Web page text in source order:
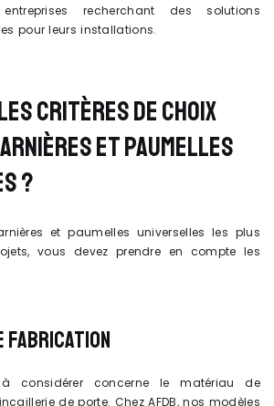
recherchant des solutions
pour leurs installations.
CRITÈRES DE CHOIX
ET PAUMELLES
?
et paumelles universelles les plus
vous devez prendre en compte les
FABRICATION
considérer concerne le matériau de
de porte. Chez AFDB, nos modèles